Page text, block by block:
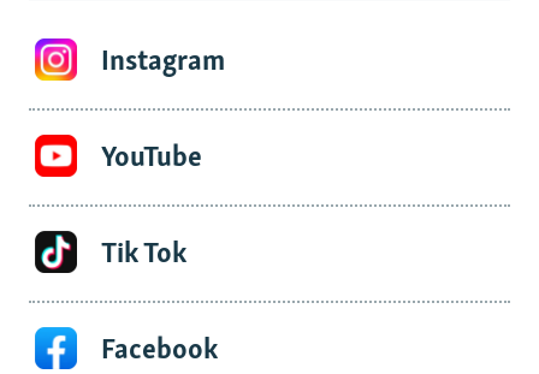
Instagram
YouTube
Tik Tok
Facebook